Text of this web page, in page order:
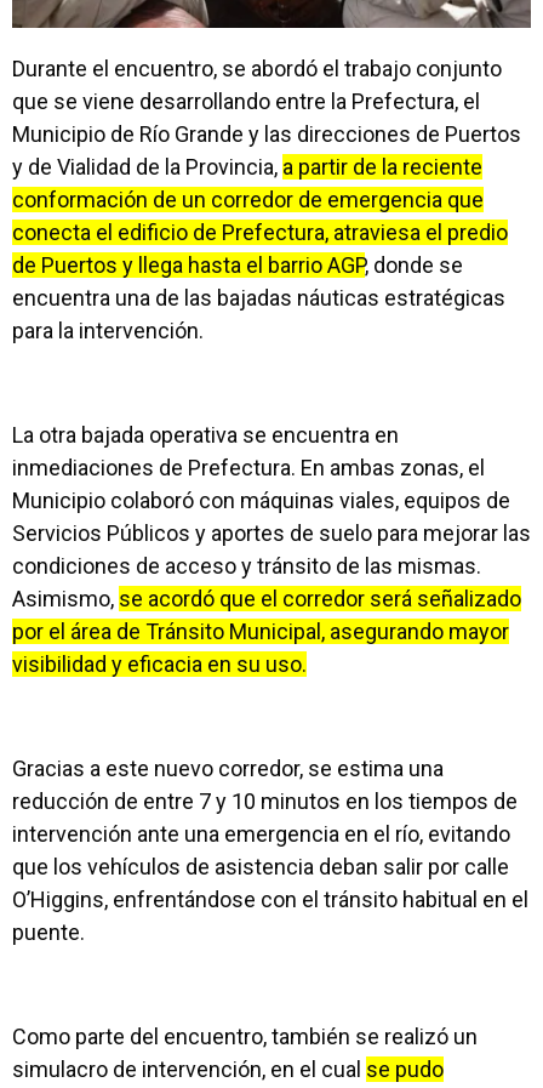
Durante el encuentro, se abordó el trabajo conjunto
que se viene desarrollando entre la Prefectura, el
Municipio de Río Grande y las direcciones de Puertos
y de Vialidad de la Provincia, a partir de la reciente
conformación de un corredor de emergencia que
conecta el edificio de Prefectura, atraviesa el predio
de Puertos y llega hasta el barrio AGP, donde se
encuentra una de las bajadas náuticas estratégicas
para la intervención.
La otra bajada operativa se encuentra en
inmediaciones de Prefectura. En ambas zonas, el
Municipio colaboró con máquinas viales, equipos de
Servicios Públicos y aportes de suelo para mejorar las
condiciones de acceso y tránsito de las mismas.
Asimismo, se acordó que el corredor será señalizado
por el área de Tránsito Municipal, asegurando mayor
visibilidad y eficacia en su uso.
Gracias a este nuevo corredor, se estima una
reducción de entre 7 y 10 minutos en los tiempos de
intervención ante una emergencia en el río, evitando
que los vehículos de asistencia deban salir por calle
O’Higgins, enfrentándose con el tránsito habitual en el
puente.
Como parte del encuentro, también se realizó un
simulacro de intervención, en el cual se pudo